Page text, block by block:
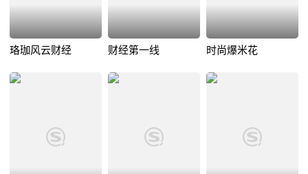
珞珈风云财经 财经第一线 时尚爆米花